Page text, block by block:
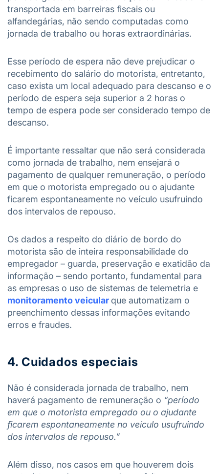
transportada em barreiras fiscais ou
alfandegárias, não sendo computadas como
jornada de trabalho ou horas extraordinárias.
Esse período de espera não deve prejudicar o
recebimento do salário do motorista, entretanto,
caso exista um local adequado para descanso e o
período de espera seja superior a 2 horas o
tempo de espera pode ser considerado tempo de
descanso.
É importante ressaltar que não será considerada
como jornada de trabalho, nem ensejará o
pagamento de qualquer remuneração, o período
em que o motorista empregado ou o ajudante
ficarem espontaneamente no veículo usufruindo
dos intervalos de repouso.
Os dados a respeito do diário de bordo do
motorista são de inteira responsabilidade do
empregador – guarda, preservação e exatidão da
informação – sendo portanto, fundamental para
as empresas o uso de sistemas de telemetria e
monitoramento veicular que automatizam o
preenchimento dessas informações evitando
erros e fraudes.
4. Cuidados especiais
Não é considerada jornada de trabalho, nem
haverá pagamento de remuneração o “período
em que o motorista empregado ou o ajudante
ficarem espontaneamente no veículo usufruindo
dos intervalos de repouso.”
Além disso, nos casos em que houverem dois